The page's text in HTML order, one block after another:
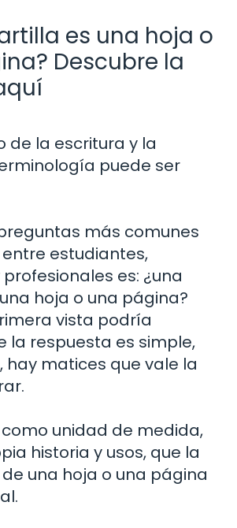
es una hoja o
Descubre la
de la escritura y la
puede ser
más comunes
estudiantes,
es: ¿una
hoja o una página?
vista podría
la respuesta es simple,
hay matices que vale la
como unidad de medida,
historia y usos, que la
una hoja o una página